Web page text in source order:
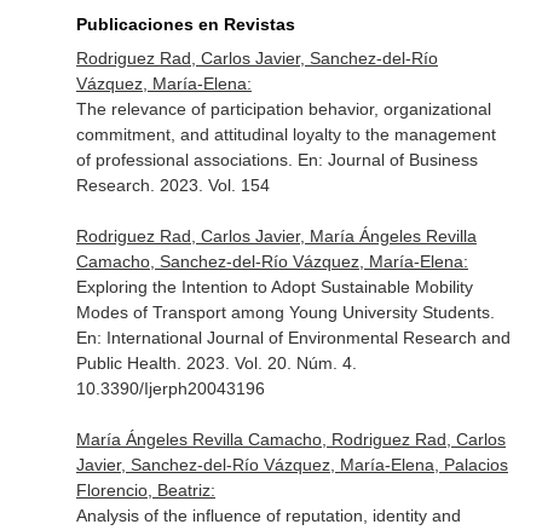
Publicaciones en Revistas
Rodriguez Rad, Carlos Javier, Sanchez-del-Río
Vázquez, María-Elena:
The relevance of participation behavior, organizational
commitment, and attitudinal loyalty to the management
of professional associations. En: Journal of Business
Research . 2023. Vol. 154
Rodriguez Rad, Carlos Javier, María Ángeles Revilla
Camacho, Sanchez-del-Río Vázquez, María-Elena:
Exploring the Intention to Adopt Sustainable Mobility
Modes of Transport among Young University Students.
En: International Journal of Environmental Research and
Public Health . 2023. Vol. 20. Núm. 4.
10.3390/Ijerph20043196
María Ángeles Revilla Camacho, Rodriguez Rad, Carlos
Javier, Sanchez-del-Río Vázquez, María-Elena, Palacios
Florencio, Beatriz:
Analysis of the influence of reputation, identity and